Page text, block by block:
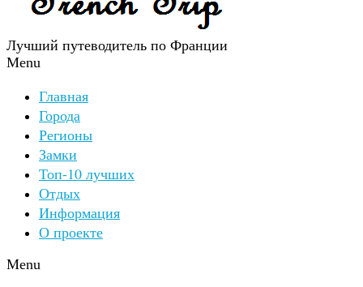
Лучший путеводитель по Франции
Menu
Главная
Города
Регионы
Замки
Топ-10 лучших
Отдых
Информация
О проекте
Menu